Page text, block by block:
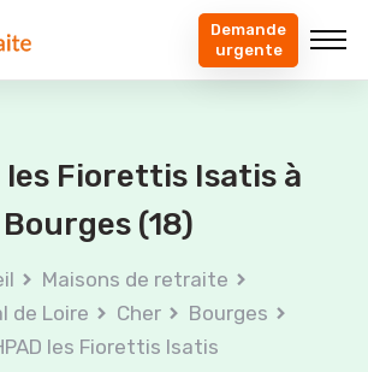
Demande
urgente
les Fiorettis Isatis à
Bourges (18)
Maisons de retraite
de Loire
Cher
Bourges
les Fiorettis Isatis